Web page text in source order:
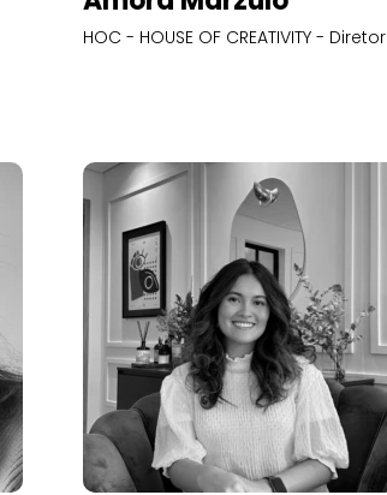
HOC - HOUSE OF CREATIVITY - Diretor